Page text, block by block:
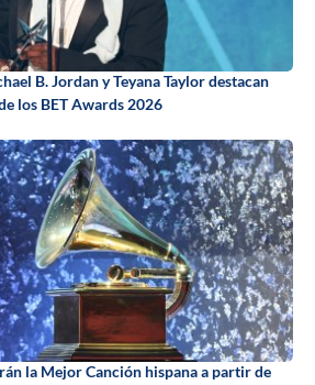
B. Jordan y Teyana Taylor destacan
los BET Awards 2026
la Mejor Canción hispana a partir de